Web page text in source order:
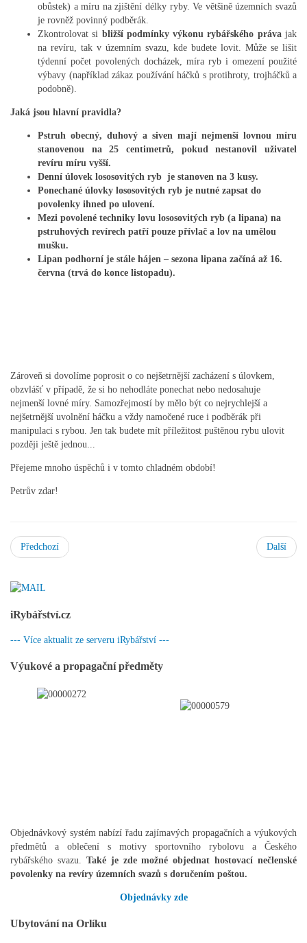
obůstek) a míru na zjištění délky ryby. Ve většině územních svazů
je rovněž povinný podběrák.
Zkontrolovat si bližší podmínky výkonu rybářského právajak
na revíru, tak v územním svazu, kde budete lovit. Může se lišit
týdenní počet povolených docházek, míra ryb i omezení použité
výbavy (například zákaz používání háčků s protihroty, trojháčků a
podobně).
Jaká jsou hlavní pravidla?
Pstruh obecný, duhový a siven mají nejmenší lovnou míru
stanovenou na 25 centimetrů, pokud nestanovil uživatel
revíru míru vyšší.
Denní úlovek lososovitých ryb je stanoven na 3 kusy.
Ponechané úlovky lososovitých ryb je nutné zapsat do
povolenky ihned po ulovení.
Mezi povolené techniky lovu lososovitých ryb (a lipana) na
pstruhových revírech patří pouze přívlač a lov na umělou
mušku.
Lipan podhorní je stále hájen – sezona lipana začíná až 16.
června (trvá do konce listopadu).
Zároveň si dovolíme poprosit o co nejšetrnější zacházení s úlovkem,
obzvlášť v případě, že si ho nehodláte ponechat nebo nedosahuje
nejmenší lovné míry. Samozřejmostí by mělo být co nejrychlejší a
nejšetrnější uvolnění háčku a vždy namočené ruce i podběrák při
manipulaci s rybou. Jen tak budete mít příležitost puštěnou rybu ulovit
později ještě jednou...
Přejeme mnoho úspěchů i v tomto chladném období!
Petrův zdar!
Předchozí Další
iRybářství.cz
--- Více aktualit ze serveru iRybářství ---
Výukové a propagační předměty
Objednávkový systém nabízí řadu zajímavých propagačních a výukových
předmětů a oblečení s motivy sportovního rybolovu a Českého
rybářského svazu. Také je zde možné objednat hostovací nečlenské
povolenky na revíry územních svazů s doručením poštou.
Objednávky zde
Ubytování na Orlíku